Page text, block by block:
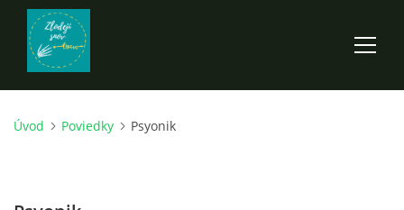
ÚVOD
Úvod Poviedky Psyonik